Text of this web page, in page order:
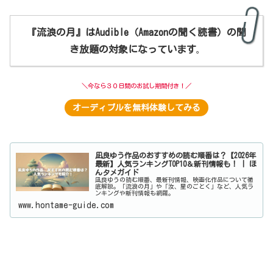
『流浪の月』はAudible （Amazonの聞く読書） の聞
き放題の対象になっています。
＼今なら３０日間のお試し期間付き！／
オーディブルを無料体験してみる
凪良ゆう作品のおすすめの読む順番は？【2026年
最新】人気ランキングTOP10＆新刊情報も！ | ほ
んタメガイド
凪良ゆうの読む順番、最新刊情報、映画化作品について徹
底解説。「流浪の月」や「汝、星のごとく」など、人気ラ
ンキングや新刊情報も網羅。
www.hontame-guide.com